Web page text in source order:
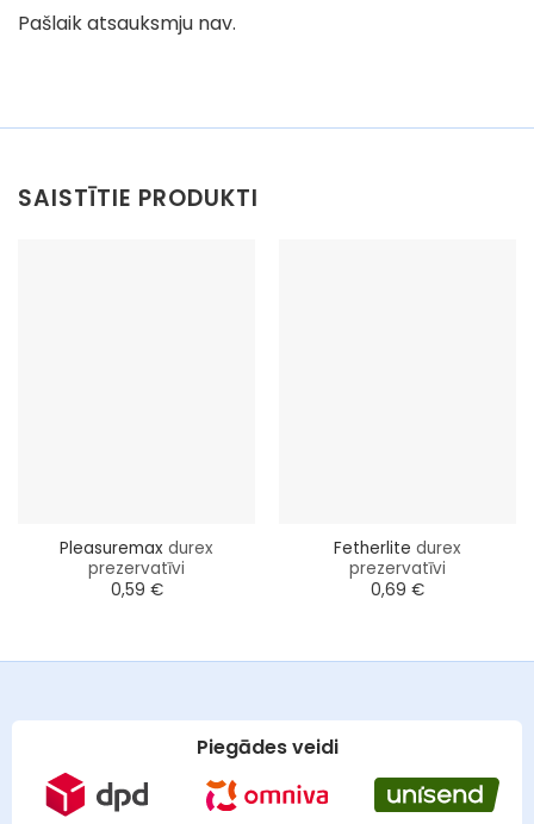
Pašlaik atsauksmju nav.
SAISTĪTIE PRODUKTI
Pleasuremax durex
prezervatīvi
0,59 €
Fetherlite durex
prezervatīvi
0,69 €
Piegādes veidi